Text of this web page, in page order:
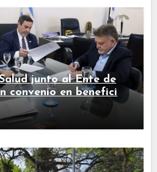
junto al Ente de
convenio en beneficio